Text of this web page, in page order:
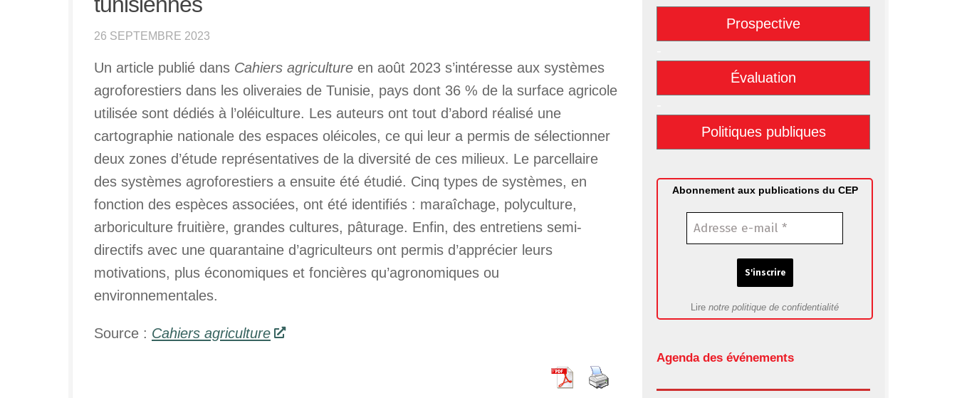
26 SEPTEMBRE 2023
Un article publié dans Cahiers agriculture en août 2023 s’intéresse aux systèmes
agroforestiers dans les oliveraies de Tunisie, pays dont 36 % de la surface agricole
utilisée sont dédiés à l’oléiculture. Les auteurs ont tout d’abord réalisé une
cartographie nationale des espaces oléicoles, ce qui leur a permis de sélectionner
deux zones d’étude représentatives de la diversité de ces milieux. Le parcellaire
des systèmes agroforestiers a ensuite été étudié. Cinq types de systèmes, en
fonction des espèces associées, ont été identifiés : maraîchage, polyculture,
arboriculture fruitière, grandes cultures, pâturage. Enfin, des entretiens semi-
directifs avec une quarantaine d’agriculteurs ont permis d’apprécier leurs
motivations, plus économiques et foncières qu’agronomiques ou
environnementales.
Source : Cahiers agriculture
Prospective
Évaluation
Politiques publiques
Abonnement aux publications du CEP
Lire notre politique de confidentialité
Agenda des événements